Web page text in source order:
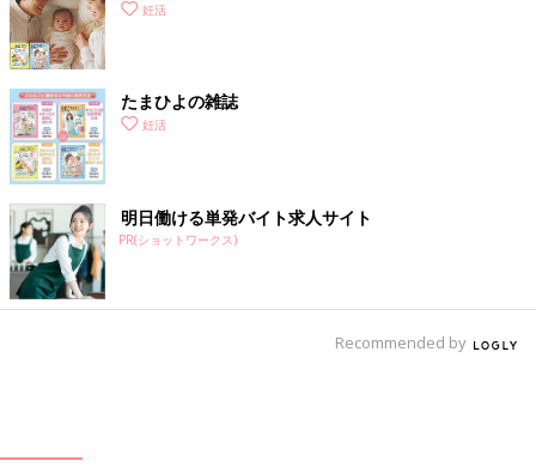
妊活
たまひよの雑誌
妊活
明日働ける単発バイト求人サイト
PR(ショットワークス)
Recommended by